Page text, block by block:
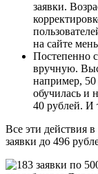
заявки.
на сайте
Постепенно
вручную.
например, 50
обучилась и
40 рублей. И
Все эти действия
заявки до 496